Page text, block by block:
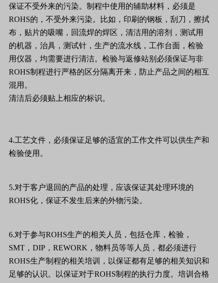
保证不受外来的污染。制程中使用的辅助材料，必须是
ROHS的，不受外来污染。比如，印刷的钢板，刮刀，擦拭
布，贴片的吸嘴，回流焊的焊区，清洁用的溶剂，测试用
的机器，治具，测试针，生产的流水线，工作台面，检验
用仪器，均需要进行清洁。检验与返修站别必须保证与非
ROHS制程进行严格的区分隔离开来，防止产品之间的相互
混用。
清洁后必须贴上相应的标识。
4.工艺文件，必须保证足够的适宜的工作文件可以供生产和
检验使用。
5.对于客户退回的产品的处理，应该保证其处理环境的
ROHS化，保证不发生后来的外物污染。
6.对于参与ROHS生产的相关人员，包括仓库，检验，
SMT ， DIP ， REWORK ，物料员等等人员，都必须进行
ROHS生产制程的相关培训，以保证都有足够的相关知识和
足够的认识。以保证对于ROHS制程的执行力度。培训合格